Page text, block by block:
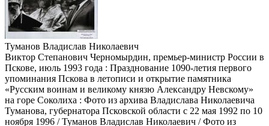
Туманов Владислав Николаевич
Виктор Степанович Черномырдин, премьер-министр России в
Пскове, июль 1993 года : Празднование 1090-летия первого
упоминания Пскова в летописи и открытие памятника
«Русским воинам и великому князю Александру Невскому»
на горе Соколиха : Фото из архива Владислава Николаевича
Туманова, губернатора Псковской области с 22 мая 1992 по 10
ноября 1996 / Туманов Владислав Николаевич / Фото из